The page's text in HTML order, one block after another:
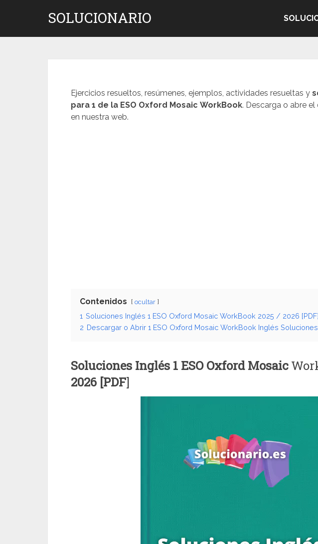
SOLUCIONARIO
Ejercicios resueltos, resúmenes, ejemplos, actividades resueltas y
para 1 de la ESO Oxford Mosaic WorkBook. Descarga o abre
en nuestra web.
Contenidos ocultar
1 Soluciones Inglés 1 ESO Oxford Mosaic WorkBook 2025 / 2026 [PDF]
2 Descargar o Abrir 1 ESO Oxford Mosaic WorkBook Inglés Soluciones
Soluciones Inglés 1 ESO Oxford Mosaic
2026 [PDF]